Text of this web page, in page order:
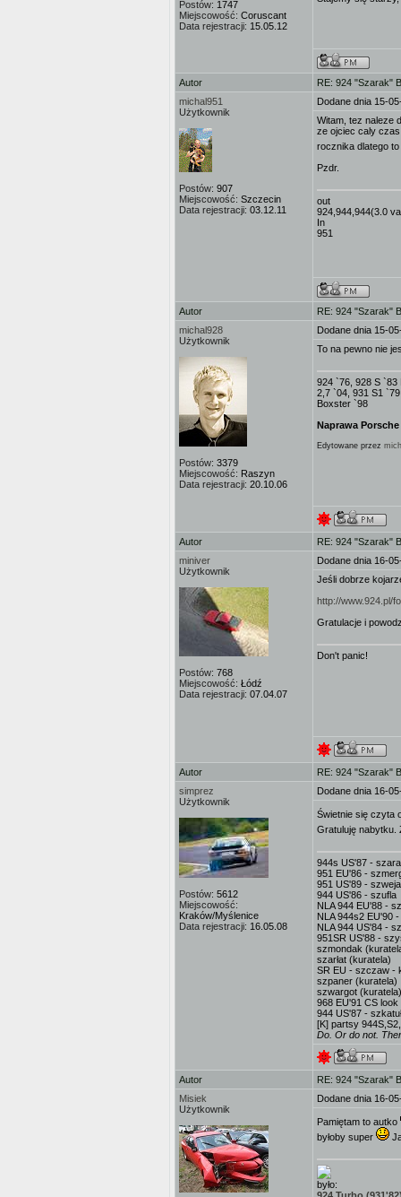
Postów: 1747
Miejscowość: Coruscant
Data rejestracji: 15.05.12
Autor
RE: 924 "Szarak"
michal951
Użytkownik
Postów: 907
Miejscowość: Szczecin
Data rejestracji: 03.12.11
Dodane dnia 15-
Witam, tez naleze
ze ojciec caly
rocznika dlatego
Pzdr.
out
924,944,944(3.0
In
951
Autor
RE: 924 "Szarak"
michal928
Użytkownik
Postów: 3379
Miejscowość: Raszyn
Data rejestracji: 20.10.06
Dodane dnia 15-
To na pewno nie
924 `76, 928 S
2,7 `04, 931 S1
Boxster `98
Naprawa
Edytowane przez
Autor
RE: 924 "Szarak"
miniver
Użytkownik
Postów: 768
Miejscowość: Łódź
Data rejestracji: 07.04.07
Dodane dnia 16-
Jeśli dobrze
http://www.924.pl/
Gratulacje i
Don't panic!
Autor
RE: 924 "Szarak"
simprez
Użytkownik
Postów: 5612
Miejscowość:
Kraków/Myślenice
Data rejestracji: 16.05.08
Dodane dnia 16-
Świetnie się czyta
Gratuluję
944s US'87 -
951 EU'86 -
951 US'89 - szweja
944 US'86 - szufla
NLA 944 EU'88 -
NLA 944s2 EU'90
NLA 944 US'84 -
951SR US'88 -
szmondak
szarłat (kuratela)
SR EU - szczaw -
szpaner (kuratela)
szwargot (kuratela)
968 EU'91 CS
944 US'87 -
[K] partsy
Do. Or do not.
Autor
RE: 924 "Szarak"
Misiek
Użytkownik
Dodane dnia 16-
Pamiętam to autko
byłoby super
było: